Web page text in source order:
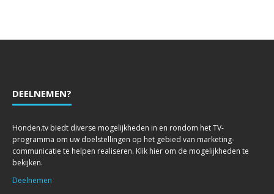
DEELNEMEN?
Honden.tv biedt diverse mogelijkheden in en rondom het TV-
programma om uw doelstellingen op het gebied van marketing-
communicatie te helpen realiseren. Klik hier om de mogelijkheden te
bekijken.
Deelnemen